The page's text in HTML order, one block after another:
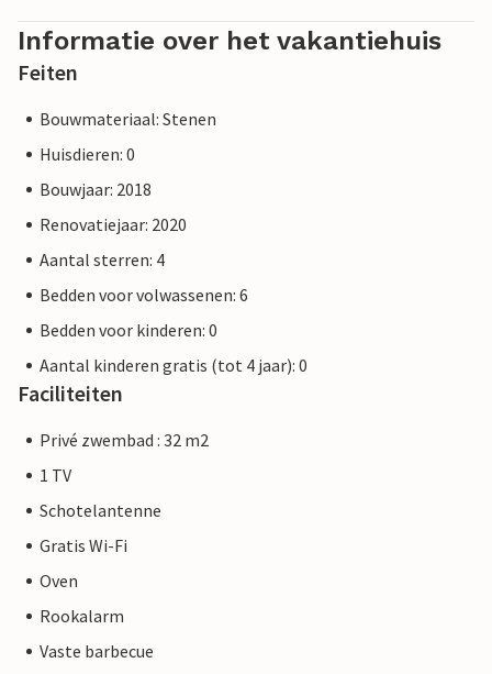
Informatie over het vakantiehuis
Feiten
Bouwmateriaal: Stenen
Huisdieren: 0
Bouwjaar: 2018
Renovatiejaar: 2020
Aantal sterren: 4
Bedden voor volwassenen: 6
Bedden voor kinderen: 0
Aantal kinderen gratis (tot 4 jaar): 0
Faciliteiten
Privé zwembad : 32 m2
1 TV
Schotelantenne
Gratis Wi-Fi
Oven
Rookalarm
Vaste barbecue